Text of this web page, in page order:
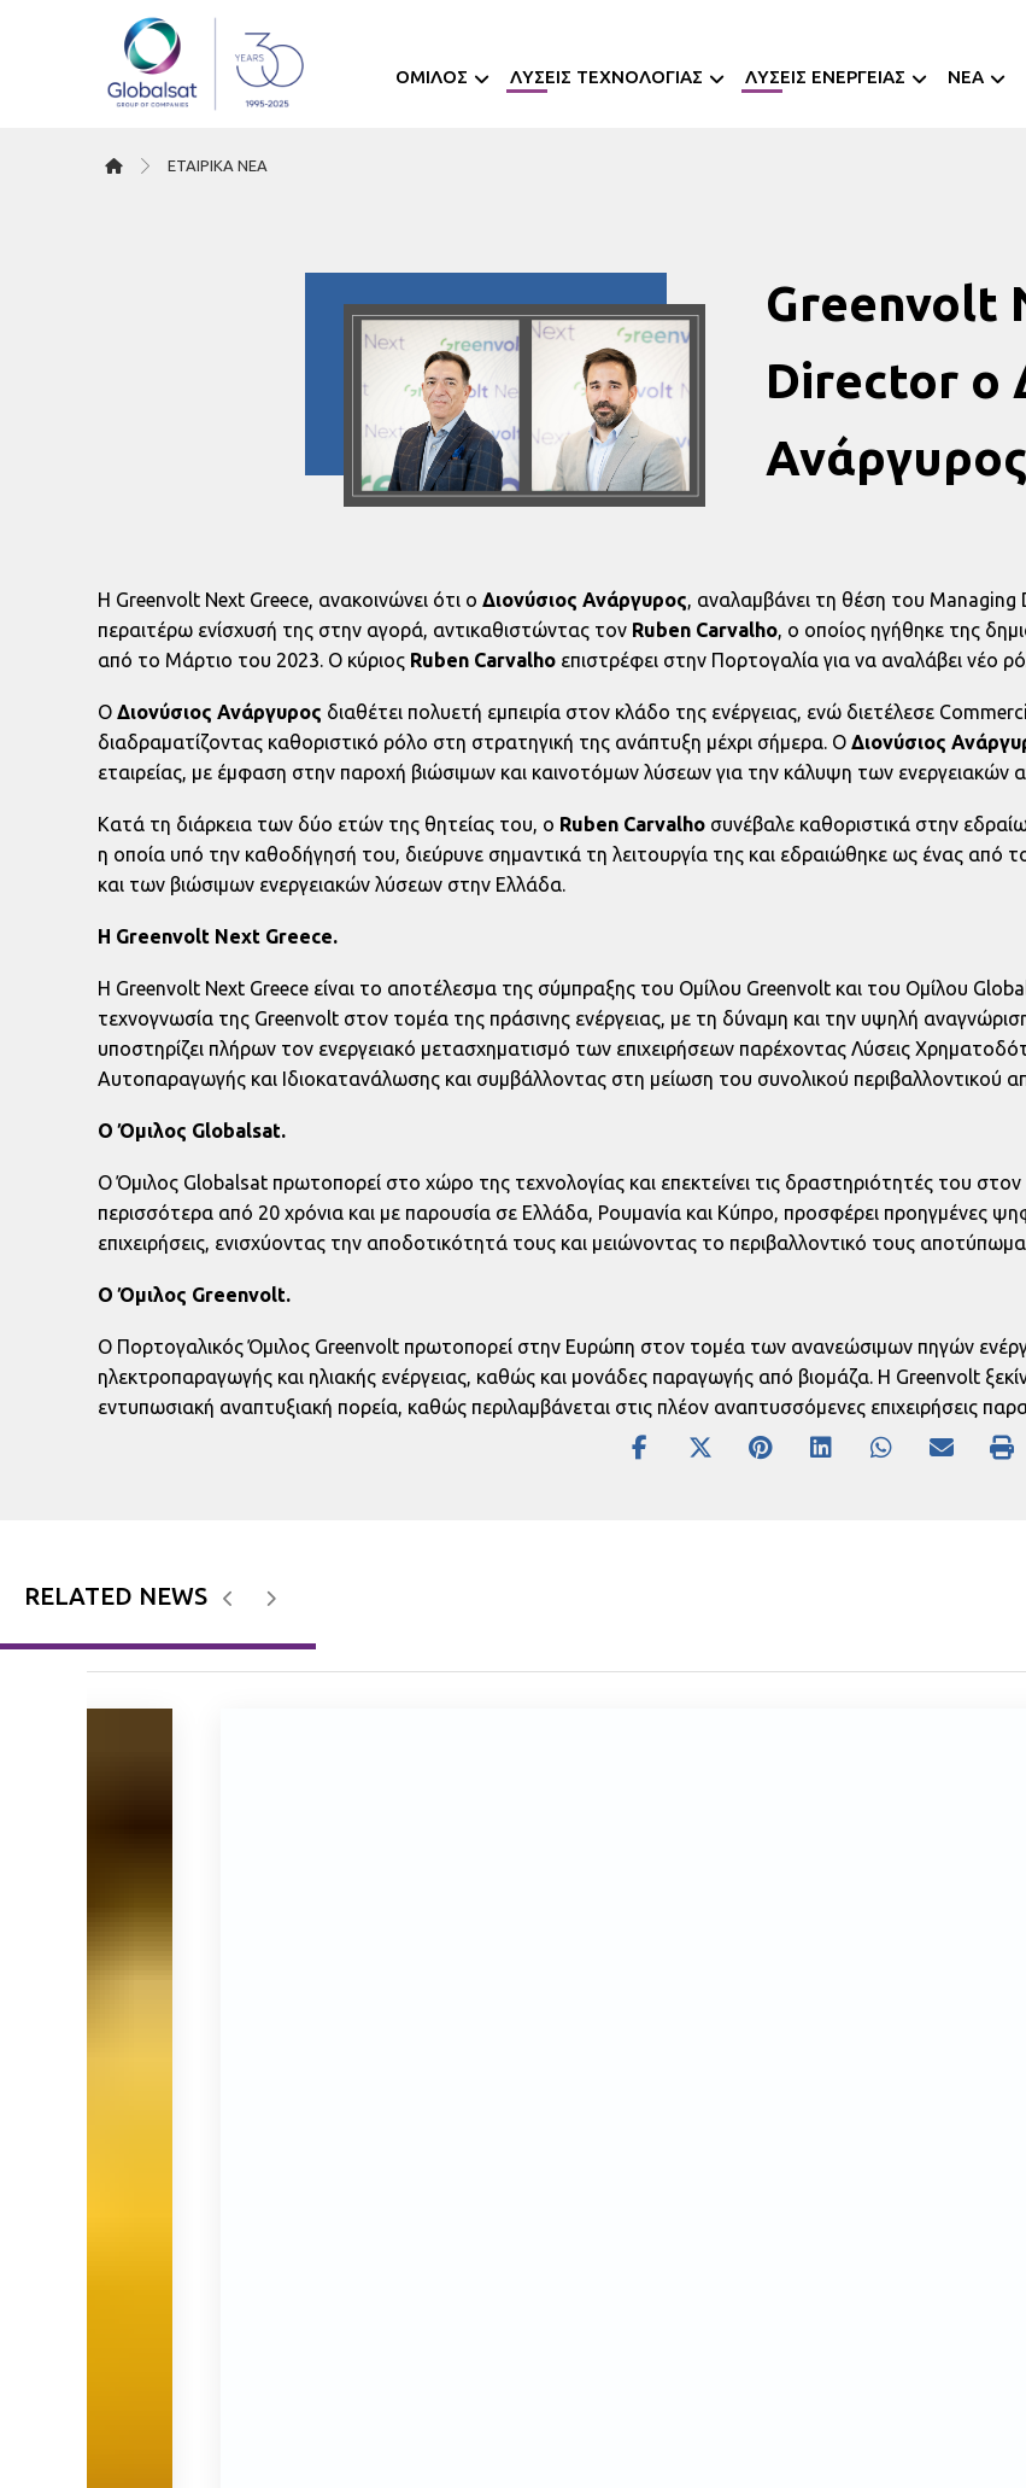
ΟΜΙΛΟΣ ΛΥΣΕΙΣ ΤΕΧΝΟΛΟΓΙΑΣ ΛΥΣΕΙΣ ΕΝΕΡΓΕΙΑΣ NEA
ΕΤΑΙΡΙΚΆ ΝΈΑ
Greenvolt
Director ο
Ανάργυρος
Η Greenvolt Next Greece, ανακοινώνει ότι ο Διονύσιος Ανάργυρος , αναλαμβάνει τη θέση του
περαιτέρω ενίσχυσή της στην αγορά, αντικαθιστώντας τονRuben Carvalho, ο οποίος ηγήθηκε της
από το Μάρτιο του 2023. O κύριος Ruben Carvalhoεπιστρέφει στην Πορτογαλία για να αναλάβει νέο
Ο Διονύσιος Ανάργυρος διαθέτει πολυετή εμπειρία στον κλάδο της ενέργειας, ενώ διετέλεσε
διαδραματίζοντας καθοριστικό ρόλο στη στρατηγική της ανάπτυξη μέχρι σήμερα. OΔιονύσιος
εταιρείας, με έμφαση στην παροχή βιώσιμων και καινοτόμων λύσεων για την κάλυψη των ενεργειακών
Κατά τη διάρκεια των δύο ετών της θητείας του, ο Ruben Carvalhoσυνέβαλε καθοριστικά στην
η οποία υπό την καθοδήγησή του, διεύρυνε σημαντικά τη λειτουργία της και εδραιώθηκε ως ένας από
και των βιώσιμων ενεργειακών λύσεων στην Ελλάδα.
H Greenvolt Next Greece.
Η Greenvolt Next Greece είναι το αποτέλεσμα της σύμπραξης του Ομίλου Greenvolt και του Ομίλου
τεχνογνωσία της Greenvolt στον τομέα της πράσινης ενέργειας, με τη δύναμη και την υψηλή
υποστηρίζει πλήρων τον ενεργειακό μετασχηματισμό των επιχειρήσεων παρέχοντας Λύσεις
Αυτοπαραγωγής και Ιδιοκατανάλωσης και συμβάλλοντας στη μείωση του συνολικού περιβαλλοντικού
Ο Όμιλος Globalsat.
Ο Όμιλος Globalsat πρωτοπορεί στο χώρο της τεχνολογίας και επεκτείνει τις δραστηριότητές του
περισσότερα από 20 χρόνια και με παρουσία σε Ελλάδα, Ρουμανία και Κύπρο, προσφέρει προηγμένες
επιχειρήσεις, ενισχύοντας την αποδοτικότητά τους και μειώνοντας το περιβαλλοντικό τους αποτύπωμα.
O Όμιλος Greenvolt.
Ο Πορτογαλικός Όμιλος Greenvolt πρωτοπορεί στην Ευρώπη στον τομέα των ανανεώσιμων πηγών
ηλεκτροπαραγωγής και ηλιακής ενέργειας, καθώς και μονάδες παραγωγής από βιομάζα. Η Greenvolt
εντυπωσιακή αναπτυξιακή πορεία, καθώς περιλαμβάνεται στις πλέον αναπτυσσόμενες επιχειρήσεις
RELATED NEWS